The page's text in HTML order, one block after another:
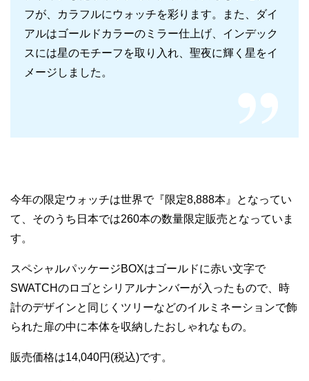
フが、カラフルにウォッチを彩ります。また、ダイ
アルはゴールドカラーのミラー仕上げ、インデック
スには星のモチーフを取り入れ、聖夜に輝く星をイ
メージしました。
今年の限定ウォッチは世界で『限定8,888本』となってい
て、そのうち日本では260本の数量限定販売となっていま
す。
スペシャルパッケージBOXはゴールドに赤い文字で
SWATCHのロゴとシリアルナンバーが入ったもので、時
計のデザインと同じくツリーなどのイルミネーションで飾
られた扉の中に本体を収納したおしゃれなもの。
販売価格は14,040円(税込)です。